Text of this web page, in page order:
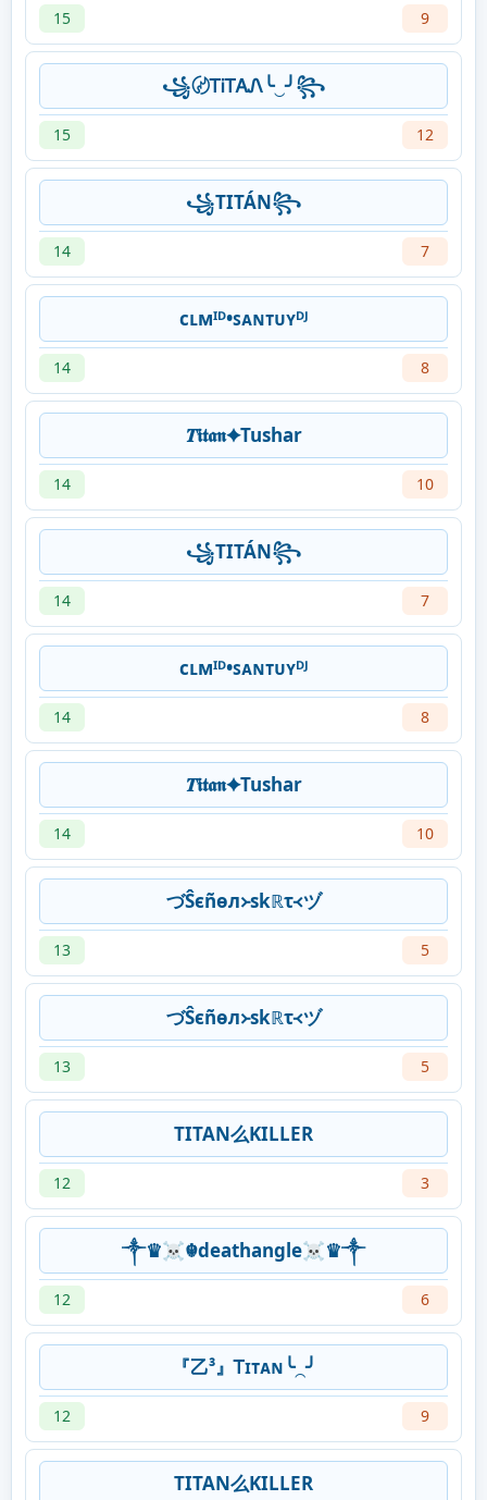
15 9
꧁〄ᎢᎥᎢᎪᏁ╰‿╯꧂
15 12
꧁TITÁN꧂
14 7
cʟмᴵᴰ•ꜱᴀɴᴛᴜʏᴰᴶ
14 8
𝑻𝖎𝖙𝖆𝖓✦Tushar
14 10
꧁TITÁN꧂
14 7
cʟмᴵᴰ•ꜱᴀɴᴛᴜʏᴰᴶ
14 8
𝑻𝖎𝖙𝖆𝖓✦Tushar
14 10
づŜєñѳл᚛skℝτ᚜ヅ
13 5
づŜєñѳл᚛skℝτ᚜ヅ
13 5
TITAN么KILLER
12 3
༒♛☠︎☬deathangle☠︎♛༒
12 6
『乙³』Ꭲɪᴛᴀɴ╰⁔╯
12 9
TITAN么KILLER